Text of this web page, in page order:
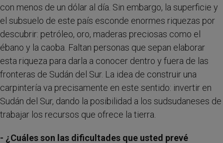
con menos de un dólar al día. Sin embargo, la superficie y
el subsuelo de este país esconde enormes riquezas por
descubrir: petróleo, oro, maderas preciosas como el
ébano y la caoba. Faltan personas que sepan elaborar
esta riqueza para darla a conocer dentro y fuera de las
fronteras de Sudán del Sur. La idea de construir una
carpintería va precisamente en este sentido: invertir en
Sudán del Sur, dando la posibilidad a los sudsudaneses de
trabajar los recursos que ofrece la tierra.
- ¿Cuáles son las dificultades que usted prevé